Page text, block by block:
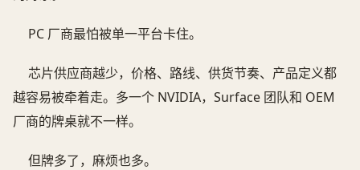
PC 厂商最怕被单一平台卡住。
芯片供应商越少，价格、路线、供货节奏、产品定义都
越容易被牵着走。多一个 NVIDIA，Surface 团队和 OEM
厂商的牌桌就不一样。
但牌多了，麻烦也多。